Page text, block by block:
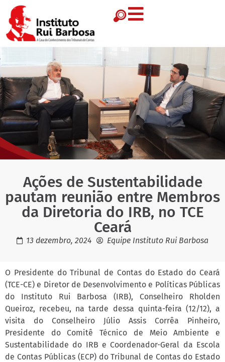
Ações de Sustentabilidade
pautam reunião entre Membros
da Diretoria do IRB, no TCE
Ceará
13 dezembro, 2024 Equipe Instituto Rui Barbosa
O Presidente do Tribunal de Contas do Estado do Ceará
(TCE-CE) e Diretor de Desenvolvimento e Políticas Públicas
do Instituto Rui Barbosa (IRB), Conselheiro Rholden
Queiroz, recebeu, na tarde dessa quinta-feira (12/12), a
visita do Conselheiro Júlio Assis Corrêa Pinheiro,
Presidente do Comitê Técnico de Meio Ambiente e
Sustentabilidade do IRB e Coordenador-Geral da Escola
de Contas Públicas (ECP) do Tribunal de Contas do Estado